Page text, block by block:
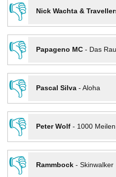
👎
Nick Wachta &
👎
Papageno MC- Das
👎
Pascal Silva- Aloha
👎
Peter Wolf- 1000
👎
Rammbock- Skinwalker